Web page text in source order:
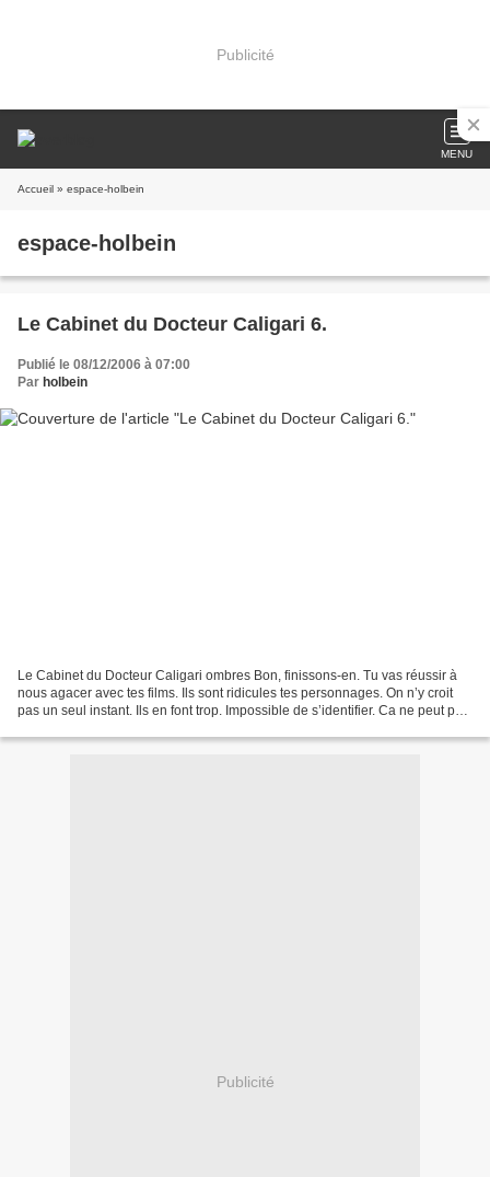
Publicité
MENU
Accueil » espace-holbein
espace-holbein
Le Cabinet du Docteur Caligari 6.
Publié le 08/12/2006 à 07:00
Par holbein
Le Cabinet du Docteur Caligari ombres Bon, finissons-en. Tu vas réussir à
nous agacer avec tes films. Ils sont ridicules tes personnages. On n’y croit
pas un seul instant. Ils en font trop. Impossible de s’identifier. Ca ne peut pas
Publicité